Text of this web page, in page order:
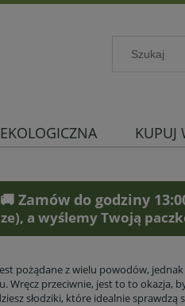
KUPUJ
🚚 Zamów do godziny
a wyślemy Twoją
pożądane z wielu powodów,
Wręcz przeciwnie, jest to to
słodziki, które idealnie